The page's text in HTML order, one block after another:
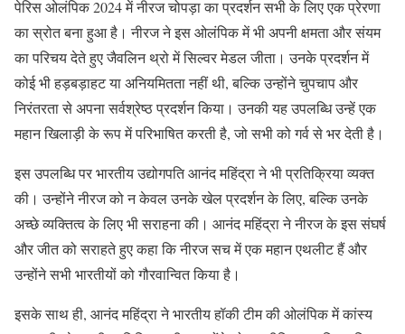
Then I want to tell Neeraj…pic.twitter.com/4KjPPrDh2e
— anand mahindra (@anandmahindra)August 9, 2024
पेरिस ओलंपिक 2024 में नीरज चोपड़ा का प्रदर्शन सभी के लिए एक प्रेरणा
का स्रोत बना हुआ है। नीरज ने इस ओलंपिक में भी अपनी क्षमता और संयम
का परिचय देते हुए जैवलिन थ्रो में सिल्वर मेडल जीता। उनके प्रदर्शन में
कोई भी हड़बड़ाहट या अनियमितता नहीं थी, बल्कि उन्होंने चुपचाप और
निरंतरता से अपना सर्वश्रेष्ठ प्रदर्शन किया। उनकी यह उपलब्धि उन्हें एक
महान खिलाड़ी के रूप में परिभाषित करती है, जो सभी को गर्व से भर देती है।
इस उपलब्धि पर भारतीय उद्योगपति आनंद महिंद्रा ने भी प्रतिक्रिया व्यक्त
की। उन्होंने नीरज को न केवल उनके खेल प्रदर्शन के लिए, बल्कि उनके
अच्छे व्यक्तित्व के लिए भी सराहना की। आनंद महिंद्रा ने नीरज के इस संघर्ष
और जीत को सराहते हुए कहा कि नीरज सच में एक महान एथलीट हैं और
उन्होंने सभी भारतीयों को गौरवान्वित किया है।
इसके साथ ही, आनंद महिंद्रा ने भारतीय हॉकी टीम की ओलंपिक में कांस्य